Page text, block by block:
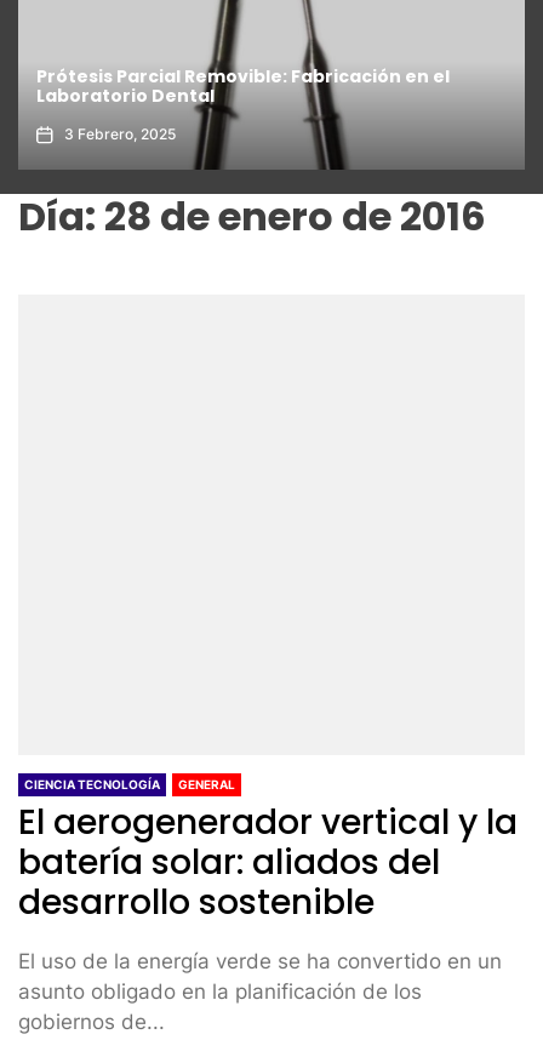
Prótesis Parcial Removible: Fabricación en el
Laboratorio Dental
3 Febrero, 2025
Día: 28 de enero de 2016
CIENCIA TECNOLOGÍA GENERAL
El aerogenerador vertical y la
batería solar: aliados del
desarrollo sostenible
El uso de la energía verde se ha convertido en un
asunto obligado en la planificación de los
gobiernos de...